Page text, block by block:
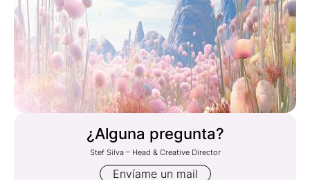
¿Alguna pregunta?
Stef Silva – Head & Creative Director
Envíame un mail